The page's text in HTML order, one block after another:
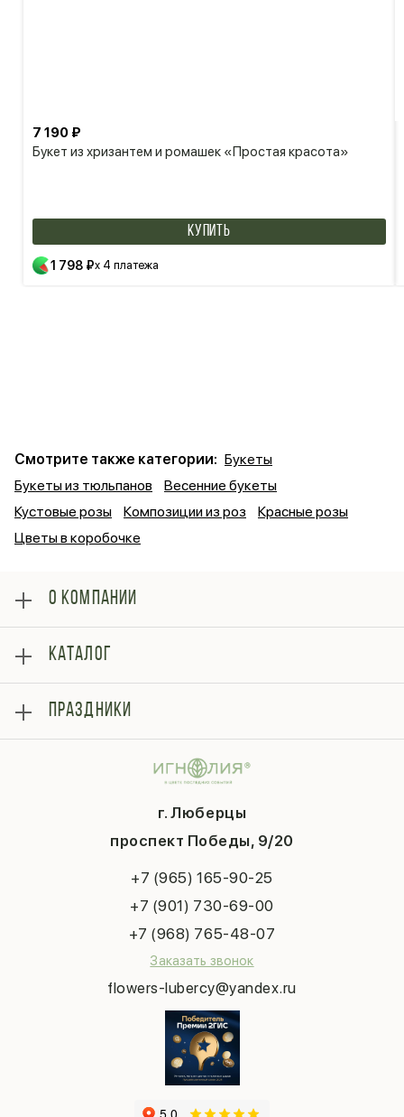
Букет из хризантем и ромашек «Простая красота»
7 190 ₽
КУПИТЬ
1 798 ₽x 4 платежа
Смотрите также категории: Букеты
Букеты из тюльпанов
Весенние букеты
Кустовые розы
Композиции из роз
Красные розы
Цветы в коробочке
г. Люберцы
проспект Победы, 9/20
+7 (965) 165-90-25
+7 (901) 730-69-00
+7 (968) 765-48-07
Заказать звонок
flowers-lubercy@yandex.ru
О КОМПАНИИ
Оплата
Отзывы
Блог
Гарантии
Контакты
Публичная оферта
КАТАЛОГ
Букеты
Композиции
ПРАЗДНИКИ
Последний звонок